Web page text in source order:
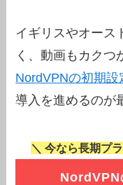
イギリスやオース
く、動画もカクつ
NordVPNの初期
導入を進めるのが
＼ 今なら長期プ
NordVPN